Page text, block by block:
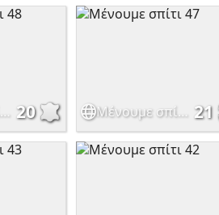
Μένουμε σπίτι 48 20 Μένουμε σπίτι 47 21